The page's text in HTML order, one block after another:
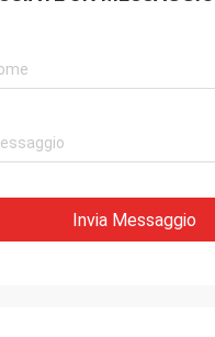
Invia Messaggio